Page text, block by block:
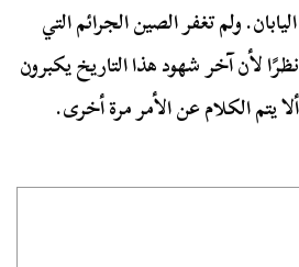
ولم تغفر الصين الجرائم التي
لأن آخر شهود هذا التاريخ يكبرون
يتم الكلام عن الأمر مرة أخرى.